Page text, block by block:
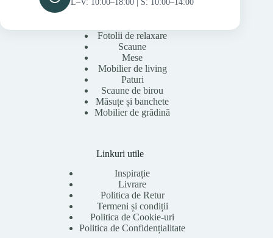
L–V: 10:00–18:00 | S: 10:00–14:00
Fotolii de relaxare
Scaune
Mese
Mobilier de living
Paturi
Scaune de birou
Măsuțe și banchete
Mobilier de grădină
Linkuri utile
Inspirație
Livrare
Politica de Retur
Termeni și condiții
Politica de Cookie-uri
Politica de Confidențialitate